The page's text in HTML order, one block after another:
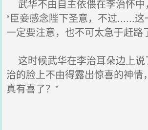
武华不由自主依偎在李治怀中
“臣妾感念陛下圣意，不过......
一定要注意，也不可太急于赶路
这时候武华在李治耳朵边上说
治的脸上不由得露出惊喜的神情
真有喜了？”